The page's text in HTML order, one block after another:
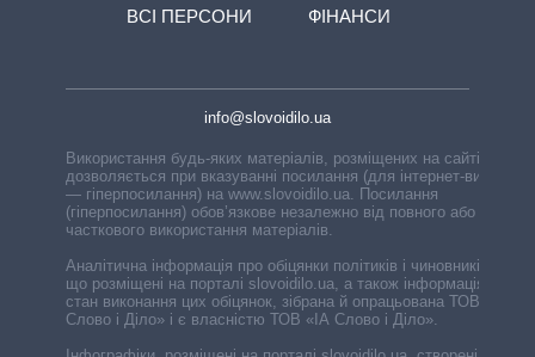
ВСІ ПЕРСОНИ
ФІНАНСИ
info@slovoidilo.ua
Використання будь-яких матеріалів, розміщених на сайті,
дозволяється при вказуванні посилання (для інтернет-видань
— гіперпосилання) на www.slovoidilo.ua. Посилання
(гіперпосилання) обов’язкове незалежно від повного або
часткового використання матеріалів.
Аналітична інформація про обіцянки політиків і чиновників,
що розміщені на порталі slovoidilo.ua, а також інформація про
стан виконання цих обіцянок, зібрана й опрацьована ТОВ «ІА
Слово і Діло» і є власністю ТОВ «ІА Слово і Діло».